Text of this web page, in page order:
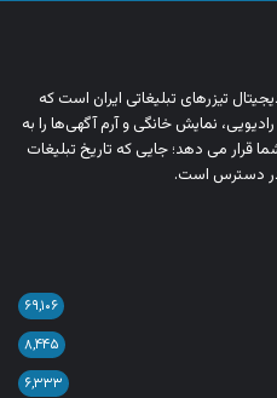
تیزرهای تبلیغاتی ایران است که
نمایش خانگی و آرم‌ آگهی‌ها را به‌
قرار می‌ دهد؛ جایی که تاریخ تبلیغات
دسترس است.
۶۹,۱۰۶
۸,۴۴۵
۶,۳۳۳